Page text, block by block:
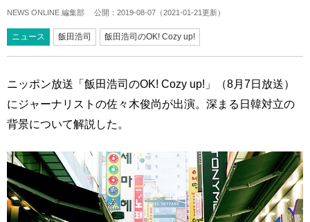
NEWS ONLINE 編集部 公開： 2019-08-07 （2021-01-21更新）
ニュース 飯田浩司 飯田浩司のOK! Cozy up!
ニッポン放送「飯田浩司のOK! Cozy up!」（8月7日放送）
にジャーナリストの佐々木俊尚が出演。深まる日韓対立の
背景について解説した。